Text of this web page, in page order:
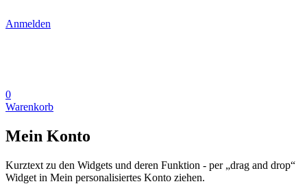
Anmelden
0
Warenkorb
Mein Konto
Kurztext zu den Widgets und deren Funktion - per „drag and drop“
Widget in Mein personalisiertes Konto ziehen.